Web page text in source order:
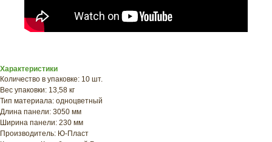
Характеристики
Количество в упаковке: 10 шт.
Вес упаковки: 13,58 кг
Тип материала: одноцветный
Длина панели: 3050 мм
Ширина панели: 230 мм
Производитель: Ю-Пласт
ПРИЦЕНИТЬСЯ?
Узнайте примерную